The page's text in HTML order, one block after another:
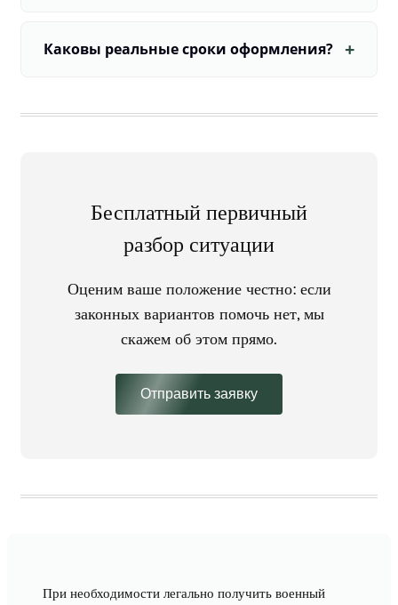
Каковы реальные сроки оформления?
Бесплатный первичный
разбор ситуации
Оценим ваше положение честно: если
законных вариантов помочь нет, мы
скажем об этом прямо.
Отправить заявку
При необходимости легально получить военный